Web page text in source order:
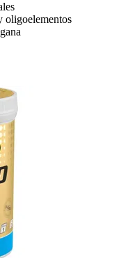
oligoelementos